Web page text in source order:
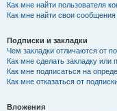
Как мне найти пользователя
Как мне найти свои
Подписки и закладки
Чем закладки отличаются от
Как мне сделать закладку
Как мне подписаться на
Как мне отказаться от
Вложения